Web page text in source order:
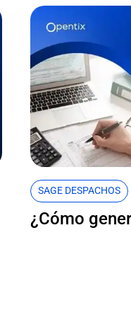
SAGE DESPACHOS
¿Cómo